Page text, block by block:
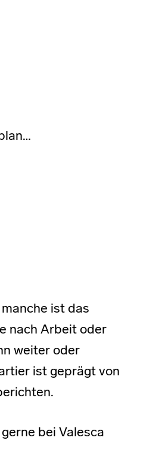
ist das
nach Arbeit oder
weiter oder
ist geprägt von
bei Valesca